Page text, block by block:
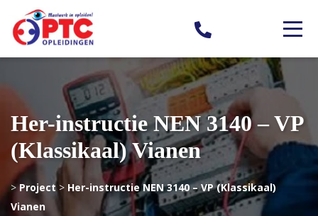
Her-instructie NEN 3140 – VP
(Klassikaal) Vianen
>Project> Her-instructie NEN 3140 – VP (Klassikaal)
Vianen